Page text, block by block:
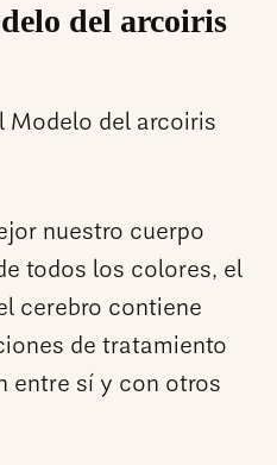
del arcoiris
Modelo del arcoiris
nuestro cuerpo
todos los colores, el
cerebro contiene
de tratamiento
entre sí y con otros